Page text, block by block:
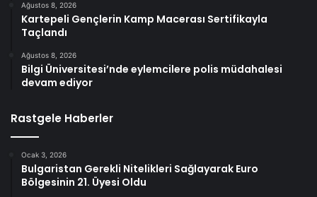
Ağustos 8, 2026
Kartepeli Gençlerin Kamp Macerası Sertifikayla
Taçlandı
Ağustos 8, 2026
Bilgi Üniversitesi’nde eylemcilere polis müdahalesi
devam ediyor
Rastgele Haberler
Ocak 3, 2026
Bulgaristan Gerekli Nitelikleri Sağlayarak Euro
Bölgesinin 21. Üyesi Oldu